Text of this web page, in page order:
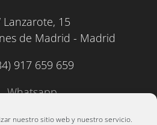
nuestro sitio web y nuestro servicio.
Lanzarote, 15
de Madrid - Madrid
917 659 659
Whatsapp